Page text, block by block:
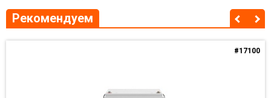
Рекомендуем
#17100